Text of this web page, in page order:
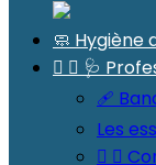
🧼 Hygiène
  🩺
🩹
Les
 